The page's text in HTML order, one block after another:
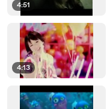
4:51
4:13